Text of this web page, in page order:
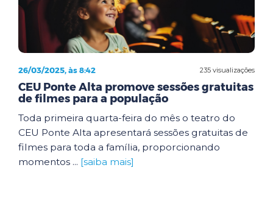
235 visualizações
26/03/2025, às 8:42
CEU Ponte Alta promove sessões gratuitas
de filmes para a população
Toda primeira quarta-feira do mês o teatro do
CEU Ponte Alta apresentará sessões gratuitas de
filmes para toda a família, proporcionando
momentos ... [saiba mais]